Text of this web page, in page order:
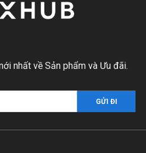
nhất về Sản phẩm và Ưu đãi.